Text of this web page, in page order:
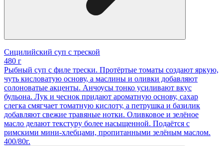
Сицилийский суп с треской
480 г
Рыбный суп с филе трески. Протёртые томаты создают яркую,
чуть кисловатую основу, а маслины и оливки добавляют
солоноватые акценты. Анчоусы тонко усиливают вкус
бульона. Лук и чеснок придают ароматную основу, сахар
слегка смягчает томатную кислоту, а петрушка и базилик
добавляют свежие травяные нотки. Оливковое и зелёное
масло делают текстуру более насыщенной. Подаётся с
римскими мини-хлебцами, пропитанными зелёным маслом.
400/80г.